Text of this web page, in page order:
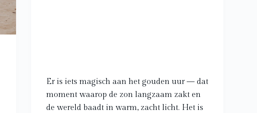
Er is iets magisch aan het gouden uur — dat
moment waarop de zon langzaam zakt en
de wereld baadt in warm, zacht licht. Het is